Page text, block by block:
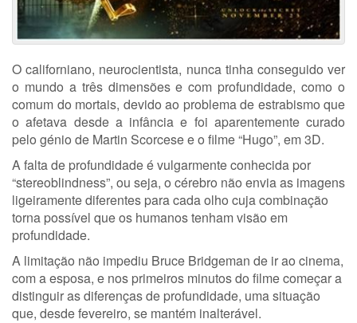
O californiano, neurocientista, nunca tinha conseguido ver
o mundo a três dimensões e com profundidade, como o
comum do mortais, devido ao problema de estrabismo que
o afetava desde a infância e foi aparentemente curado
pelo génio de Martin Scorcese e o filme “Hugo”, em 3D.
A falta de profundidade é vulgarmente conhecida por
“stereoblindness”, ou seja, o cérebro não envia as imagens
ligeiramente diferentes para cada olho cuja combinação
torna possível que os humanos tenham visão em
profundidade.
A limitação não impediu Bruce Bridgeman de ir ao cinema,
com a esposa, e nos primeiros minutos do filme começar a
distinguir as diferenças de profundidade, uma situação
que, desde fevereiro, se mantém inalterável.